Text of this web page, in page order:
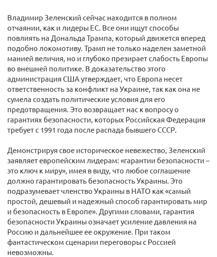
Владимир Зеленский сейчас находится в полном
отчаянии, как и лидеры ЕС. Все они ищут способы
повлиять на Дональда Трампа, который движется вперед
подобно локомотиву. Трамп не только наделен заметной
манией величия, но и глубоко презирает слабость Европы
во внешней политике. В доказательство этого
администрация США утверждает, что Европа несет
ответственность за конфликт на Украине, так как она не
сумела создать политические условия для его
предотвращения. Это возвращает нас к вопросу о
гарантиях безопасности, которых Российская Федерация
требует с 1991 года после распада бывшего СССР.
Демонстрируя свое историческое невежество, Зеленский
заявляет европейским лидерам: «гарантии безопасности –
это ключ к миру», имея в виду, что любое соглашение
должно гарантировать безопасность Украины. Это
подразумевает членство Украины в НАТО как «самый
простой, дешевый и надежный способ гарантировать мир
и безопасность в Европе». Другими словами, гарантия
безопасности Украины означает усиление давления на
Россию и дальнейшее ее окружение. При таком
фантастическом сценарии переговоры с Россией
невозможны.